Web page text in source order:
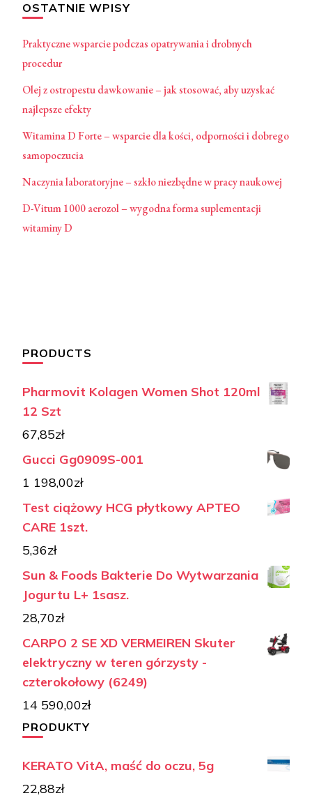
OSTATNIE WPISY
Praktyczne wsparcie podczas opatrywania i drobnych
procedur
Olej z ostropestu dawkowanie – jak stosować, aby uzyskać
najlepsze efekty
Witamina D Forte – wsparcie dla kości, odporności i dobrego
samopoczucia
Naczynia laboratoryjne – szkło niezbędne w pracy naukowej
D-Vitum 1000 aerozol – wygodna forma suplementacji
witaminy D
PRODUCTS
Pharmovit Kolagen Women Shot 120ml
12 Szt
67,85zł
Gucci Gg0909S-001
1 198,00zł
Test ciążowy HCG płytkowy APTEO
CARE 1szt.
5,36zł
Sun & Foods Bakterie Do Wytwarzania
Jogurtu L+ 1sasz.
28,70zł
CARPO 2 SE XD VERMEIREN Skuter
elektryczny w teren górzysty -
czterokołowy (6249)
14 590,00zł
PRODUKTY
KERATO VitA, maść do oczu, 5g
22,88zł